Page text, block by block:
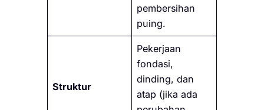
pembersihan
puing.
Struktur
Pekerjaan
fondasi,
dinding, dan
atap (jika ada